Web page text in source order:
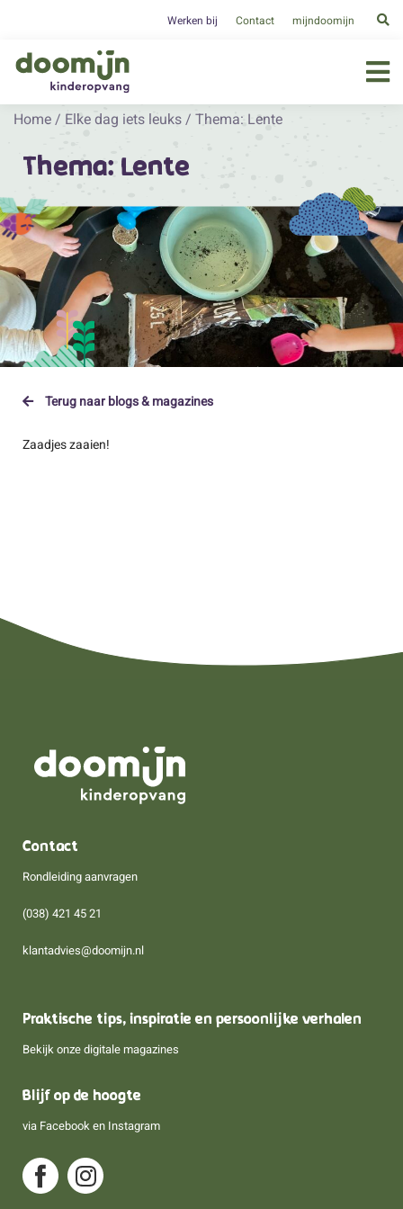
Werken bij Contact mijndoomijn
Home / Elke dag iets leuks / Thema: Lente
Thema: Lente
Terug naar blogs & magazines
Zaadjes zaaien!
Contact
Rondleiding aanvragen
(038) 421 45 21
klantadvies@doomijn.nl
Praktische tips, inspiratie en persoonlijke verhalen
Bekijk onze digitale magazines
Blijf op de hoogte
via Facebook en Instagram